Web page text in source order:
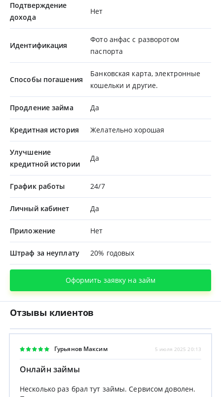
Подтверждение
дохода
Нет
Идентификация
Фото анфас с разворотом
паспорта
Способы погашения
Банковская карта, электронные
кошельки и другие.
Продление займа Да
Кредитная история Желательно хорошая
Улучшение
кредитной истории
Да
График работы 24/7
Личный кабинет Да
Приложение Нет
Штраф за неуплату 20% годовых
Оформить заявку на займ
Отзывы клиентов
Гурьянов Максим 5 июля 2025 20:13
Онлайн займы
Несколько раз брал тут займы. Сервисом доволен.